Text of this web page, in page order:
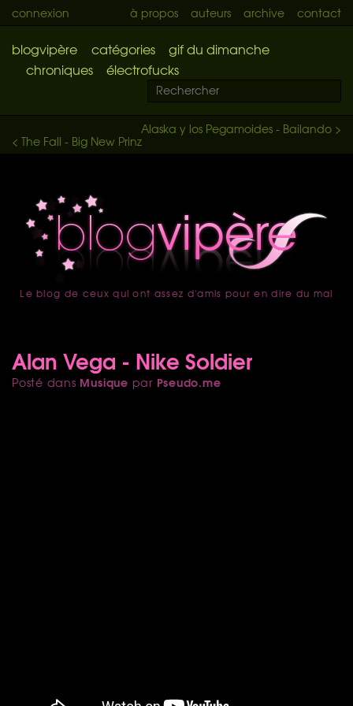
connexion à propos auteurs archive contact
blogvipère catégories
gif du dimanche
chroniques
électrofucks
Alaska y los Pegamoides - Bailando >
< The Fall - Big New Prinz
accueil
Le blog de ceux qui ont assez d'amis pour en dire du mal
Alan Vega - Nike Soldier
Posté dans Musique par Pseudo.me